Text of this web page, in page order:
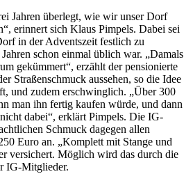
Jahren überlegt, wie wir unser Dorf
erinnert sich Klaus Pimpels. Dabei sei
in der Adventszeit festlich zu
schon einmal üblich war. „Damals
gekümmert“, erzählt der pensionierte
Straßenschmuck aussehen, so die Idee
und zudem erschwinglich. „Über 300
man ihn fertig kaufen würde, und dann
dabei“, erklärt Pimpels. Die IG-
Schmuck dagegen allen
Euro an. „Komplett mit Stange und
versichert. Möglich wird das durch die
IG-Mitglieder.